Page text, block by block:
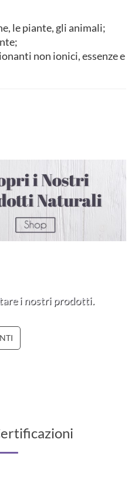
le piante, gli animali;
non ionici, essenze e
i nostri prodotti.